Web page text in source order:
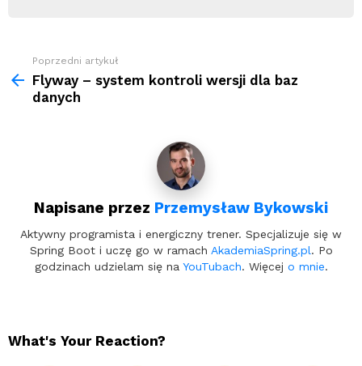
Zobacz
więcej
Poprzedni artykuł
Flyway – system kontroli wersji dla baz
danych
Napisane przez Przemysław Bykowski
Aktywny programista i energiczny trener. Specjalizuje się w
Spring Boot i uczę go w ramach AkademiaSpring.pl. Po
godzinach udzielam się na YouTubach. Więcej o mnie.
What's Your Reaction?